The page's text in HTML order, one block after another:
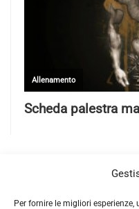
Per fornire le migliori